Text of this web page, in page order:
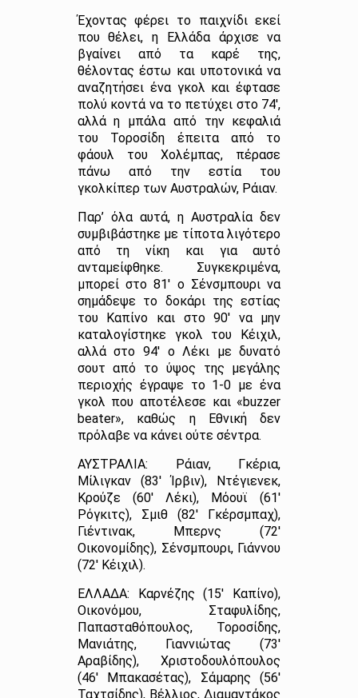
Έχοντας φέρει το παιχνίδι εκεί
που θέλει, η Ελλάδα άρχισε να
βγαίνει από τα καρέ της,
θέλοντας έστω και υποτονικά να
αναζητήσει ένα γκολ και έφτασε
πολύ κοντά να το πετύχει στο 74′,
αλλά η μπάλα από την κεφαλιά
του Τοροσίδη έπειτα από το
φάουλ του Χολέμπας, πέρασε
πάνω από την εστία του
γκολκίπερ των Αυστραλών, Ράιαν.
Παρ’ όλα αυτά, η Αυστραλία δεν
συμβιβάστηκε με τίποτα λιγότερο
από τη νίκη και για αυτό
ανταμείφθηκε. Συγκεκριμένα,
μπορεί στο 81′ ο Σένσμπουρι να
σημάδεψε το δοκάρι της εστίας
του Καπίνο και στο 90′ να μην
καταλογίστηκε γκολ του Κέιχιλ,
αλλά στο 94′ ο Λέκι με δυνατό
σουτ από το ύψος της μεγάλης
περιοχής έγραψε το 1-0 με ένα
γκολ που αποτέλεσε και «buzzer
beater», καθώς η Εθνική δεν
πρόλαβε να κάνει ούτε σέντρα.
ΑΥΣΤΡΑΛΙΑ: Ράιαν, Γκέρια,
Μίλιγκαν (83′ Ίρβιν), Ντέγιενεκ,
Κρούζε (60′ Λέκι), Μόουϊ (61′
Ρόγκιτς), Σμιθ (82′ Γκέρσμπαχ),
Γιέντινακ, Μπερνς (72′
Οικονομίδης), Σένσμπουρι, Γιάννου
(72′ Κέιχιλ).
ΕΛΛΑΔΑ: Καρνέζης (15′ Καπίνο),
Οικονόμου, Σταφυλίδης,
Παπασταθόπουλος, Τοροσίδης,
Μανιάτης, Γιαννιώτας (73′
Αραβίδης), Χριστοδουλόπουλος
(46′ Μπακασέτας), Σάμαρης (56′
Ταχτσίδης), Βέλλιος, Διαμαντάκος